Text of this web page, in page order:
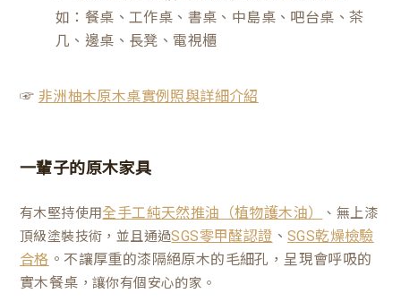
如：餐桌、工作桌、書桌、中島桌、吧台桌、茶
几、邊桌、長凳、電視櫃
☞ 非洲柚木原木桌實例照與詳細介紹
一輩子的原木家具
有木堅持使用全手工純天然推油（植物護木油）
、無上漆
頂級塗裝技術，並且通過SGS零甲醛認證 、SGS乾燥檢驗
合格 。不讓厚重的漆隔絕原木的毛細孔，呈現會呼吸的
實木餐桌 ，讓你有個安心的家。